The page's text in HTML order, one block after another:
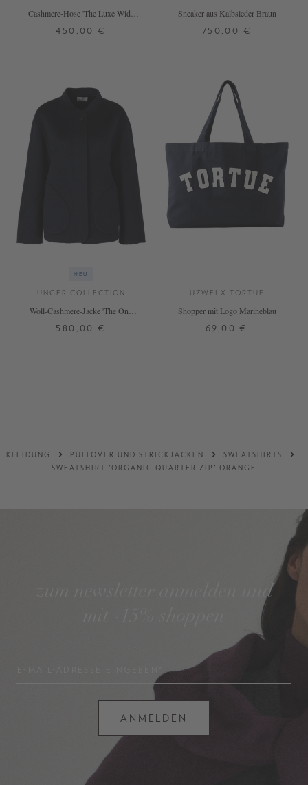
Cashmere-Hose 'The Luxe Wide
450,00 €
+ WEITERE FARBEN
Sneaker aus Kalbsleder Braun
750,00 €
DETAILS
NEU
UNGER COLLECTION
Woll-Cashmere-Jacke 'The One'
580,00 €
UZWEI X TORTUE
Shopper mit Logo Marineblau
69,00 €
KLEIDUNG PULLOVER UND STRICKJACKEN
SWEATSHIRTS
SWEATSHIRT 'ORGANIC QUARTER ZIP' ORANGE
zum newsletter anmelden und
ANMELDEN